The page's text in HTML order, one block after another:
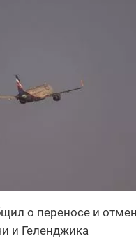
о переносе и
и Геленджика